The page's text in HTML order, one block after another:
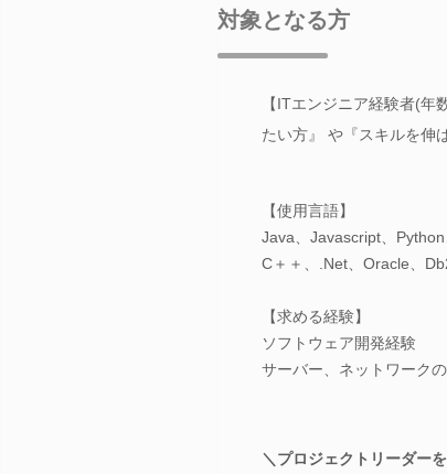
対象となる方
【ITエンジニア経験者(
たい方』 や『スキルを伸
【使用言語】
Java、Javascript、Python
C＋＋、.Net、Oracle、
【求める経験】
ソフトウェア開発経験
サーバー、ネットワーク
＼プロジェクトリーダー